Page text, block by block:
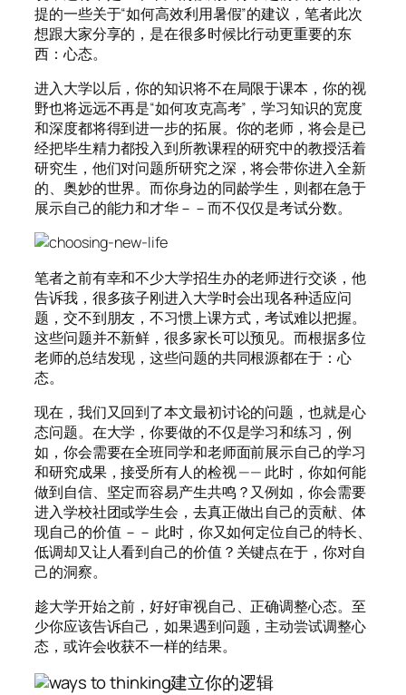
提的一些关于“如何高效利用暑假”的建议，笔者此次
想跟大家分享的，是在很多时候比行动更重要的东
西：心态。
进入大学以后，你的知识将不在局限于课本，你的视
野也将远远不再是“如何攻克高考”，学习知识的宽度
和深度都将得到进一步的拓展。你的老师，将会是已
经把毕生精力都投入到所教课程的研究中的教授活着
研究生，他们对问题所研究之深，将会带你进入全新
的、奥妙的世界。而你身边的同龄学生，则都在急于
展示自己的能力和才华－－而不仅仅是考试分数。
笔者之前有幸和不少大学招生办的老师进行交谈，他
告诉我，很多孩子刚进入大学时会出现各种适应问
题，交不到朋友，不习惯上课方式，考试难以把握。
这些问题并不新鲜，很多家长可以预见。而根据多位
老师的总结发现，这些问题的共同根源都在于：心
态。
现在，我们又回到了本文最初讨论的问题，也就是心
态问题。在大学，你要做的不仅是学习和练习，例
如，你会需要在全班同学和老师面前展示自己的学习
和研究成果，接受所有人的检视 —— 此时，你如何能
做到自信、坚定而容易产生共鸣？又例如，你会需要
进入学校社团或学生会，去真正做出自己的贡献、体
现自己的价值 －－ 此时，你又如何定位自己的特长、
低调却又让人看到自己的价值？关键点在于，你对自
己的洞察。
趁大学开始之前，好好审视自己、正确调整心态。至
少你应该告诉自己，如果遇到问题，主动尝试调整心
态，或许会收获不一样的结果。
建立你的逻辑